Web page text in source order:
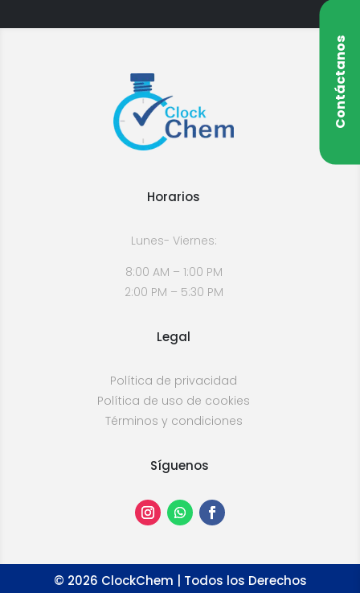
Contáctanos
Horarios
Lunes- Viernes:
8:00 AM – 1:00 PM
2:00 PM – 5:30 PM
Legal
Política de privacidad
Política de uso de cookies
Términos y condiciones
Síguenos
© 2026 ClockChem | Todos los Derechos